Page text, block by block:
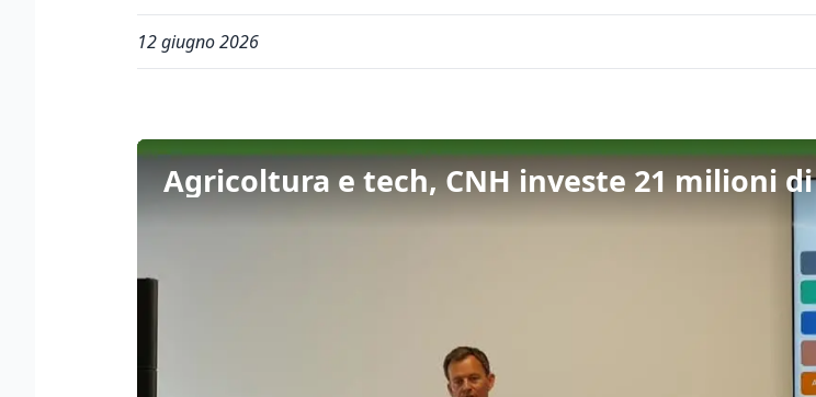
12 giugno 2026
Agricoltura e tech, CNH investe 21 milioni